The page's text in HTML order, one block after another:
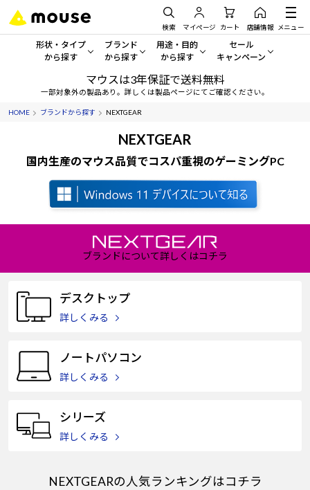
検索 マイページ カート 店舗情報 メニュー
形状・タイプ
から探す
形状・タイプから探す をすべてみる
デスクトップPC
タブレット
ワークステーション
Windows 11 |Copilot+ PC
ブランド
から探す
mouse
G TUNE
DAIV
iiyama
用途・目的
から探す
一般向けパソコン
ビジネス向けパソコン
スペック/パーツ別
セール
キャンペーン
セール・キャンペー
アウトレットパソコン
おすすめ目玉パソコン
今イチオシのパソコンをピ
Windows 11
マウスは3年保証で送料無料
一部対象外の製品あり。詳しくは製品ページにてご確認ください。
HOME ブランドから探す NEXTGEAR
NEXTGEAR
国内生産のマウス品質でコスパ重視のゲーミングPC
ブランドについて詳しくはコチラ
デスクトップ
詳しくみる
ノートパソコン
詳しくみる
シリーズ
詳しくみる
NEXTGEARの人気ランキングはコチラ